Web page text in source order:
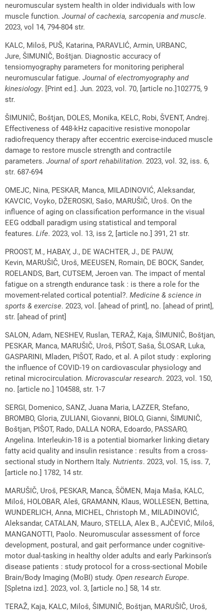
neuromuscular system health in older individuals with low
muscle function. Journal of cachexia, sarcopenia and muscle.
2023, vol 14, 794-804 str.
KALC, Miloš, PUŠ, Katarina, PARAVLIĆ, Armin, URBANC,
Jure, ŠIMUNIČ, Boštjan. Diagnostic accuracy of
tensiomyography parameters for monitoring peripheral
neuromuscular fatigue. Journal of electromyography and
kinesiology. [Print ed.]. Jun. 2023, vol. 70, [article no.]102775, 9
str.
ŠIMUNIČ, Boštjan, DOLES, Monika, KELC, Robi, ŠVENT, Andrej.
Effectiveness of 448-kHz capacitive resistive monopolar
radiofrequency therapy after eccentric exercise-induced muscle
damage to restore muscle strength and contractile
parameters. Journal of sport rehabilitation. 2023, vol. 32, iss. 6,
str. 687-694
OMEJC, Nina, PESKAR, Manca, MILADINOVIĆ, Aleksandar,
KAVCIC, Voyko, DŽEROSKI, Sašo, MARUŠIČ, Uroš. On the
influence of aging on classification performance in the visual
EEG oddball paradigm using statistical and temporal
features. Life. 2023, vol. 13, iss 2, [article no.] 391, 21 str.
PROOST, M., HABAY, J., DE WACHTER, J., DE PAUW,
Kevin, MARUŠIČ, Uroš, MEEUSEN, Romain, DE BOCK, Sander,
ROELANDS, Bart, CUTSEM, Jeroen van. The impact of mental
fatigue on a strength endurance task : is there a role for the
movement-related cortical potential?. Medicine & science in
sports & exercise. 2023, vol. [ahead of print], no. [ahead of print],
str. [ahead of print]
SALON, Adam, NESHEV, Ruslan, TERAŽ, Kaja, ŠIMUNIČ, Boštjan,
PESKAR, Manca, MARUŠIČ, Uroš, PIŠOT, Saša, ŠLOSAR, Luka,
GASPARINI, Mladen, PIŠOT, Rado, et al. A pilot study : exploring
the influence of COVID-19 on cardiovascular physiology and
retinal microcirculation. Microvascular research. 2023, vol. 150,
no. [article no.] 104588, str. 1-7
SERGI, Domenico, SANZ, Juana Maria, LAZZER, Stefano,
BROMBO, Gloria, ZULIANI, Giovanni, BIOLO, Gianni, ŠIMUNIČ,
Boštjan, PIŠOT, Rado, DALLA NORA, Edoardo, PASSARO,
Angelina. Interleukin-18 is a potential biomarker linking dietary
fatty acid quality and insulin resistance : results from a cross-
sectional study in Northern Italy. Nutrients. 2023, vol. 15, iss. 7,
[article no.] 1782, 14 str.
MARUŠIČ, Uroš, PESKAR, Manca, ŠÖMEN, Maja Maša, KALC,
Miloš, HOLOBAR, Aleš, GRAMANN, Klaus, WOLLESEN, Bettina,
WUNDERLICH, Anna, MICHEL, Christoph M., MILADINOVIĆ,
Aleksandar, CATALAN, Mauro, STELLA, Alex B., AJČEVIĆ, Miloš,
MANGANOTTI, Paolo. Neuromuscular assessment of force
development, postural, and gait performance under cognitive-
motor dual-tasking in healthy older adults and early Parkinson’s
disease patients : study protocol for a cross-sectional Mobile
Brain/Body Imaging (MoBI) study. Open research Europe.
[Spletna izd.]. 2023, vol. 3, [article no.] 58, 14 str.
TERAŽ, Kaja, KALC, Miloš, ŠIMUNIČ, Boštjan, MARUŠIČ, Uroš,